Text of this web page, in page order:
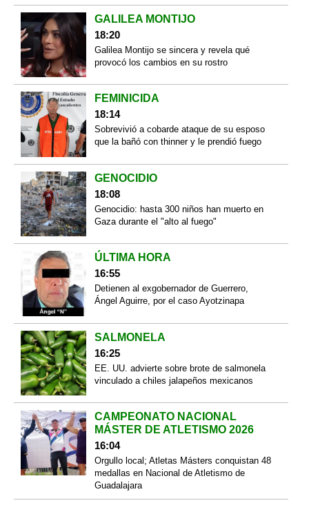
GALILEA MONTIJO
18:20
Galilea Montijo se sincera y revela qué
provocó los cambios en su rostro
FEMINICIDA
18:14
Sobrevivió a cobarde ataque de su esposo
que la bañó con thinner y le prendió fuego
GENOCIDIO
18:08
Genocidio: hasta 300 niños han muerto en
Gaza durante el "alto al fuego"
ÚLTIMA HORA
16:55
Detienen al exgobernador de Guerrero,
Ángel Aguirre, por el caso Ayotzinapa
SALMONELA
16:25
EE. UU. advierte sobre brote de salmonela
vinculado a chiles jalapeños mexicanos
CAMPEONATO NACIONAL
MÁSTER DE ATLETISMO 2026
16:04
Orgullo local; Atletas Másters conquistan 48
medallas en Nacional de Atletismo de
Guadalajara